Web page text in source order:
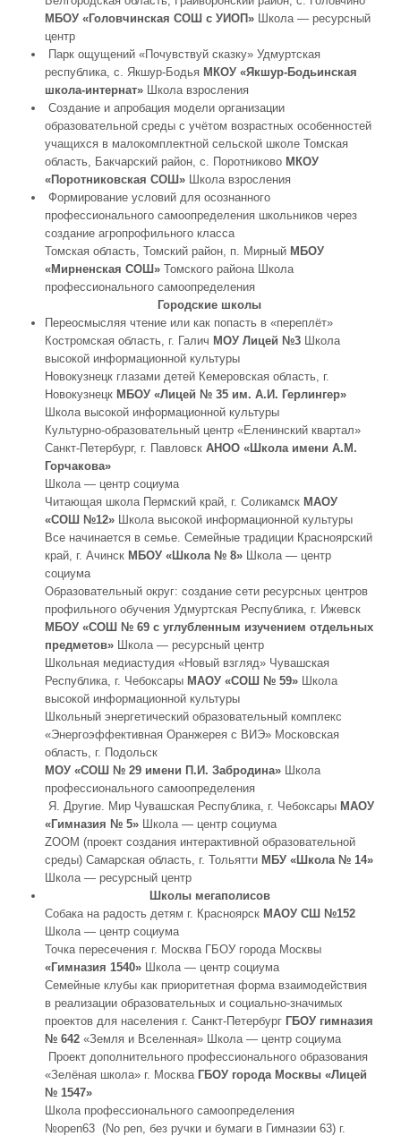
МБОУ «Головчинская СОШ с УИОП» Школа — ресурсный
центр
Парк ощущений «Почувствуй сказку» Удмуртская
республика, с. Якшур-Бодья МКОУ «Якшур-Бодьинская
школа-интернат» Школа взросления
Создание и апробация модели организации
образовательной среды с учётом возрастных особенностей
учащихся в малокомплектной сельской школе Томская
область, Бакчарский район, с. Поротниково МКОУ
«Поротниковская СОШ» Школа взросления
Формирование условий для осознанного
профессионального самоопределения школьников через
создание агропрофильного класса
Томская область, Томский район, п. Мирный МБОУ
«Мирненская СОШ» Томского района Школа
профессионального самоопределения
Городские школы
Переосмысляя чтение или как попасть в «переплёт»
Костромская область, г. Галич МОУ Лицей №3 Школа
высокой информационной культуры
Новокузнецк глазами детей Кемеровская область, г.
Новокузнецк МБОУ «Лицей № 35 им. А.И. Герлингер»
Школа высокой информационной культуры
Культурно-образовательный центр «Еленинский квартал»
Санкт-Петербург, г. Павловск АНОО «Школа имени А.М.
Горчакова»
Школа — центр социума
Читающая школа Пермский край, г. Соликамск МАОУ
«СОШ №12» Школа высокой информационной культуры
Все начинается в семье. Семейные традиции Красноярский
край, г. Ачинск МБОУ «Школа № 8» Школа — центр
социума
Образовательный округ: создание сети ресурсных центров
профильного обучения Удмуртская Республика, г. Ижевск
МБОУ «СОШ № 69 с углубленным изучением отдельных
предметов» Школа — ресурсный центр
Школьная медиастудия «Новый взгляд» Чувашская
Республика, г. Чебоксары МАОУ «СОШ № 59» Школа
высокой информационной культуры
Школьный энергетический образовательный комплекс
«Энергоэффективная Оранжерея с ВИЭ» Московская
область, г. Подольск
МОУ «СОШ № 29 имени П.И. Забродина» Школа
профессионального самоопределения
Я. Другие. Мир Чувашская Республика, г. Чебоксары МАОУ
«Гимназия № 5» Школа — центр социума
ZOOM (проект создания интерактивной образовательной
среды) Самарская область, г. Тольятти МБУ «Школа № 14»
Школа — ресурсный центр
Школы мегаполисов
Собака на радость детям г. Красноярск МАОУ СШ №152
Школа — центр социума
Точка пересечения г. Москва ГБОУ города Москвы
«Гимназия 1540» Школа — центр социума
Семейные клубы как приоритетная форма взаимодействия
в реализации образовательных и социально-значимых
проектов для населения г. Санкт-Петербург ГБОУ гимназия
№ 642 «Земля и Вселенная» Школа — центр социума
Проект дополнительного профессионального образования
«Зелёная школа» г. Москва ГБОУ города Москвы «Лицей
№ 1547»
Школа профессионального самоопределения
№open63 (No pen, без ручки и бумаги в Гимназии 63) г.